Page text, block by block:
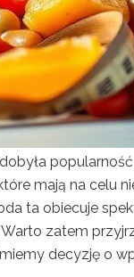
mają na celu
ta obiecuje
zatem
decyzję o